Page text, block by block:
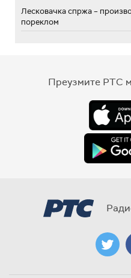
Лесковачка спржа –
пореклом
Преузмите РТС